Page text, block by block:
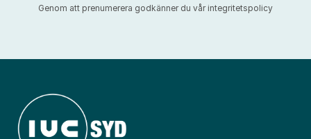
Genom att prenumerera godkänner du vår integritetspolicy